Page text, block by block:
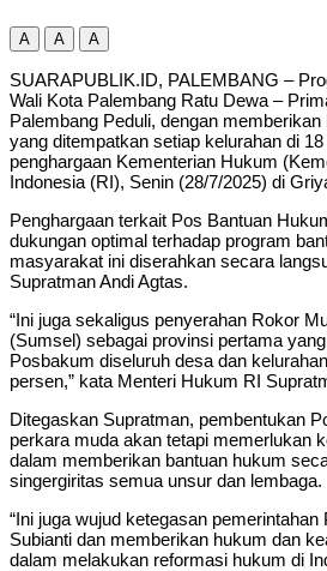
A A A
SUARAPUBLIK.ID, PALEMBANG –
Wali Kota Palembang Ratu Dewa –
Palembang Peduli, dengan
yang ditempatkan setiap kelurahan di
penghargaan Kementerian Hukum
Indonesia (RI), Senin (28/7/2025) di
Penghargaan terkait Pos Bantuan
dukungan optimal terhadap program
masyarakat ini diserahkan secara
Supratman Andi Agtas.
“Ini juga sekaligus penyerahan Rokor
(Sumsel) sebagai provinsi pertama
Posbakum diseluruh desa dan
persen,” kata Menteri Hukum RI
Ditegaskan Supratman, pembentukan
perkara muda akan tetapi memerlukan
dalam memberikan bantuan hukum
singergiritas semua unsur dan lembaga.
“Ini juga wujud ketegasan
Subianti dan memberikan hukum dan
dalam melakukan reformasi hukum di